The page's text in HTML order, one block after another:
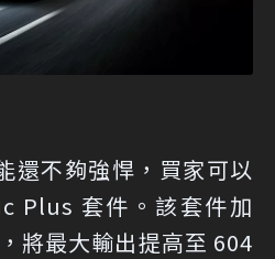
還不夠強悍，買家可以
Plus 套件。該套件加
將最大輸出提高至 604